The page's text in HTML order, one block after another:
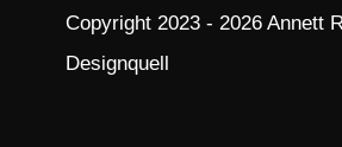
Copyright 2023 - 2026 Annett
Designquell